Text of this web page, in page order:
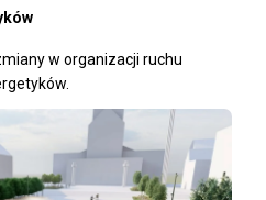
w organizacji ruchu